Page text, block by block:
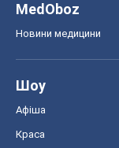
MedOboz
Новини медицини
Шоу
Афіша
Краса